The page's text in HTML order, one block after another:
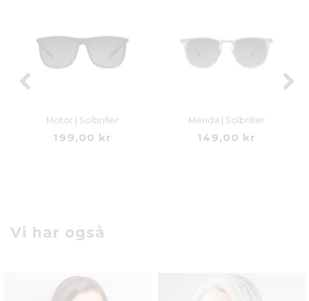
Motor | Solbriller
199,00 kr
Mérida | Solbriller
149,00 kr
Vi har også